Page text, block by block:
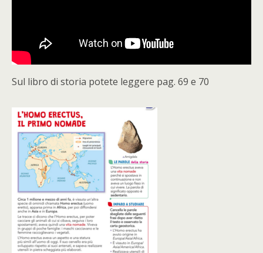
Sul libro di storia potete leggere pag. 69 e 70